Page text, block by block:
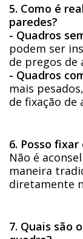
5. Como é
paredes?
- Quadros
podem ser
de pregos de
- Quadros
mais
de fixação de
6. Posso
Não é
maneira
diretamente
7. Quais são